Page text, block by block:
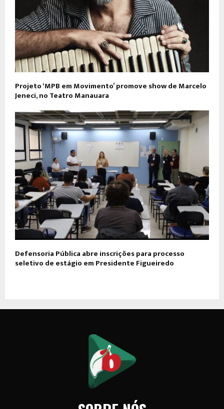
Projeto ‘MPB em Movimento’ promove show de Marcelo
Jeneci, no Teatro Manauara
Defensoria Pública abre inscrições para processo
seletivo de estágio em Presidente Figueiredo